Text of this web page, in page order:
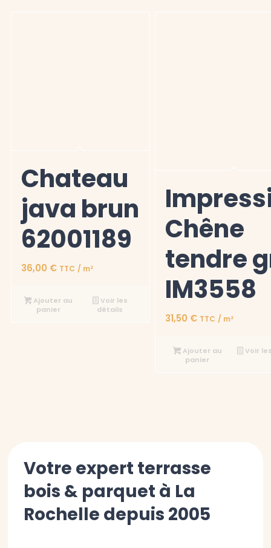
Chateau
java brun
62001189
Note
5
36,00 € TTC / m²
Ajouter au
panier
Voir les
détails
Chêne
tendre
IM3558
Note
5.00
31,50 € TTC / m²
Ajouter au
panier
Voir
Votre expert terrasse
bois & parquet à La
Rochelle depuis 2005